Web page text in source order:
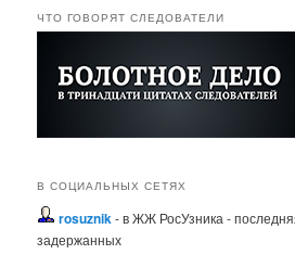
ЧТО ГОВОРЯТ СЛЕДОВАТЕЛИ
В СОЦИАЛЬНЫХ СЕТЯХ
rosuznik- в ЖЖ РосУзника -
задержанных